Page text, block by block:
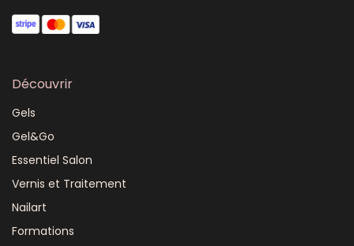
Découvrir
Gels
Gel&Go
Essentiel Salon
Vernis et Traitement
Nailart
Formations